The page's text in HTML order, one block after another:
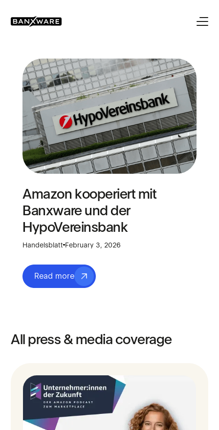
Amazon kooperiert mit
Banxware und der
HypoVereinsbank
HandelsblattFebruary 3, 2026
Read more
All press & media coverage